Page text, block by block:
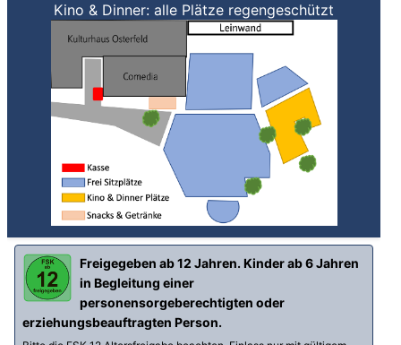
Aktueller Monat
Nächster Monat
Alle Filmreihen